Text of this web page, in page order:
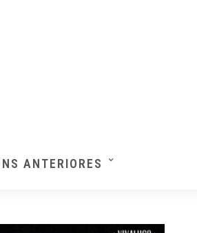
ANTERIORES